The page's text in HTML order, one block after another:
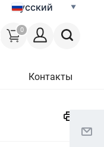
Русский
0
Контакты